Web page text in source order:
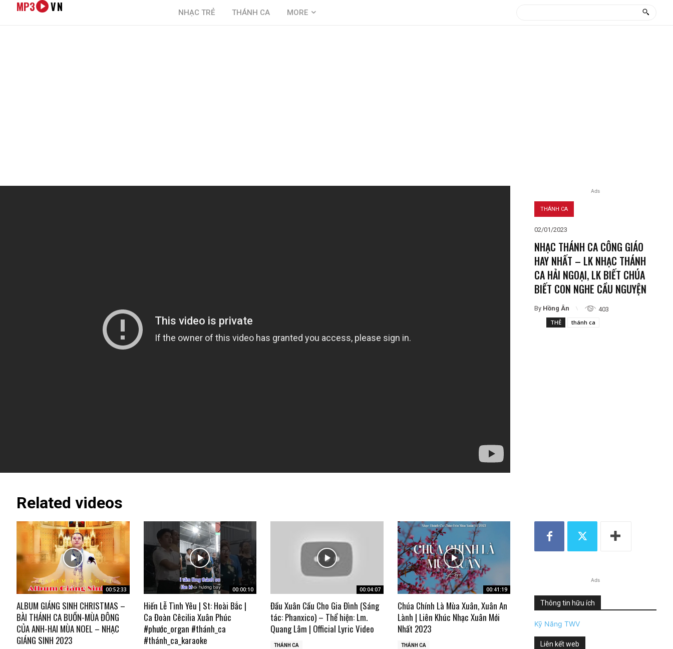
MP3 VN NHẠC TRẺ THÁNH CA MORE
Ads
THÁNH CA
02/01/2023
NHẠC THÁNH CA CÔNG GIÁO
HAY NHẤT – LK NHẠC THÁNH
CA HẢI NGOẠI, LK BIẾT CHÚA
BIẾT CON NGHE CẦU NGUYỆN
By Hồng Ân
403
THẺ
thánh ca
Related videos
00:52:33
ALBUM GIÁNG SINH CHRISTMAS –
BÀI THÁNH CA BUỒN-MÙA ĐÔNG
CỦA ANH-HAI MÙA NOEL – NHẠC
GIÁNG SINH 2023
00:00:10
Hiến Lễ Tình Yêu | St: Hoài Bắc |
Ca Đoàn Cêcilia Xuân Phúc
#phước_organ #thánh_ca
#thánh_ca_karaoke
00:04:07
Đầu Xuân Cầu Cho Gia Đình (Sáng
tác: Phanxico) – Thể hiện: Lm.
Quang Lâm | Official Lyric Video
THÁNH CA
00:41:19
Chúa Chính Là Mùa Xuân, Xuân An
Lành | Liên Khúc Nhạc Xuân Mới
Nhất 2023
THÁNH CA
Ads
Thông tin hữu ích
Kỹ Năng TWV
Liên kết web